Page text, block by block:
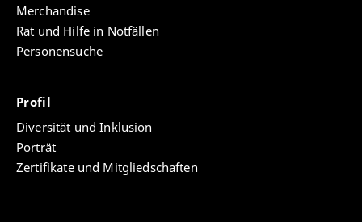
Merchandise
Rat und Hilfe in Notfällen
Personensuche
Profil
Diversität und Inklusion
Porträt
Zertifikate und Mitgliedschaften